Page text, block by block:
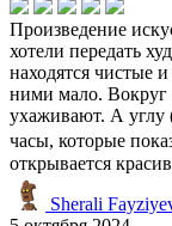
Произведение
хотели передать
находятся чистые
ними мало. Вокруг
ухаживают. А углу
часы, которые
открывается
Sherali